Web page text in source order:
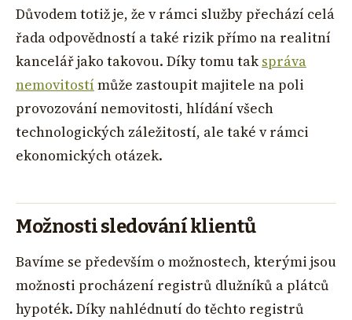
Důvodem totiž je, že v rámci služby přechází celá
řada odpovědností a také rizik přímo na realitní
kancelář jako takovou. Díky tomu tak správa
nemovitostí může zastoupit majitele na poli
provozování nemovitosti, hlídání všech
technologických záležitostí, ale také v rámci
ekonomických otázek.
Možnosti sledování klientů
Bavíme se především o možnostech, kterými jsou
možnosti procházení registrů dlužníků a plátců
hypoték. Díky nahlédnutí do těchto registrů